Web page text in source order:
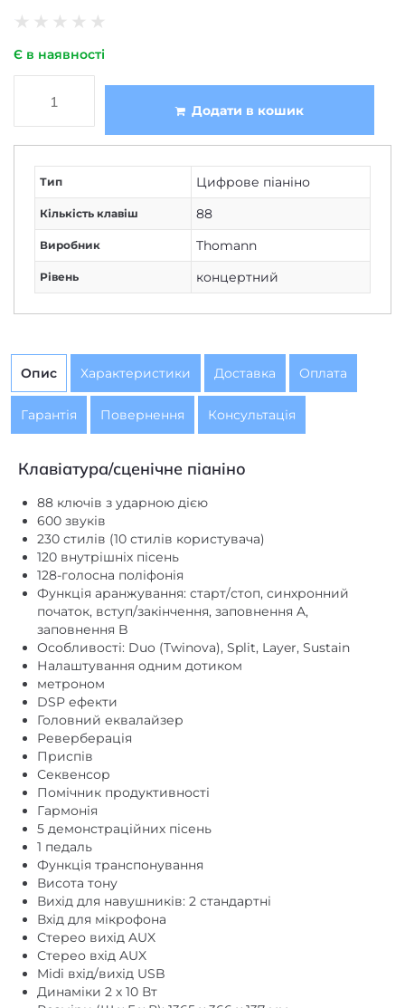
Цифрове піаніно
Кількість клавіш 88
Виробник Thomann
Рівень концертний
Гарантія Повернення Консультація
Клавіатура/сценічне піаніно
600 звуків
230 стилів (10 стилів користувача)
120 внутрішніх пісень
128-голосна поліфонія
Функція аранжування: старт/стоп, синхронний
початок, вступ/закінчення, заповнення A,
заповнення B
Особливості: Duo (Twinova), Split, Layer, Sustain
Налаштування одним дотиком
метроном
DSP ефекти
Головний еквалайзер
Реверберація
Приспів
Секвенсор
Помічник продуктивності
Гармонія
5 демонстраційних пісень
1 педаль
Функція транспонування
Висота тону
Вихід для навушників: 2 стандартні
Вхід для мікрофона
Стерео вихід AUX
Стерео вхід AUX
Midi вхід/вихід USB
Динаміки 2 х 10 Вт
Розміри (Ш x Г x В): 1365 x 366 x 137 мм
Вага 13,8 кг
Включає педаль сустейну, полицю для нот і адаптер